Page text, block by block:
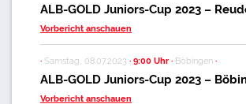
ALB-GOLD Juniors-Cup 2023 –
Vorbericht anschauen
· Samstag, 08.07.2023 · 9:00 Uhr · Böbingen ·
ALB-GOLD Juniors-Cup 2023 –
Vorbericht anschauen